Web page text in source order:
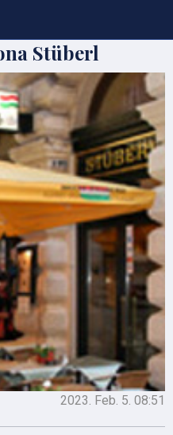
Stüberl
2023. Feb. 5. 08:51